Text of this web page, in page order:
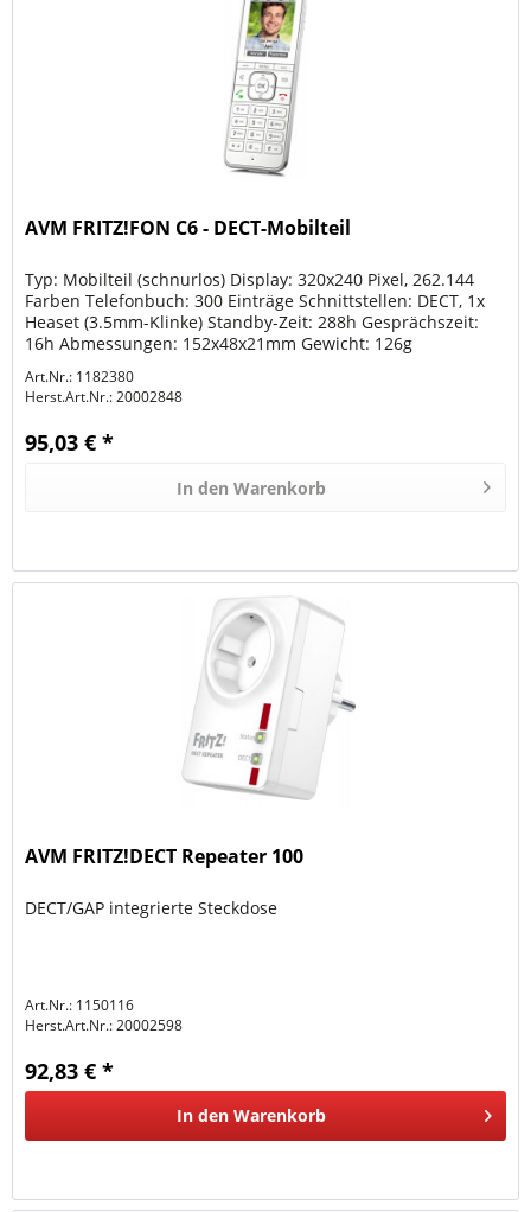
AVM FRITZ!FON C6 - DECT-Mobilteil
Typ: Mobilteil (schnurlos) Display: 320x240 Pixel, 262.144
Farben Telefonbuch: 300 Einträge Schnittstellen: DECT, 1x
Heaset (3.5mm-Klinke) Standby-Zeit: 288h Gesprächszeit:
16h Abmessungen: 152x48x21mm Gewicht: 126g
Art.Nr.: 1182380
Herst.Art.Nr.:20002848
95,03 € *
In den Warenkorb
AVM FRITZ!DECT Repeater 100
DECT/GAP integrierte Steckdose
Art.Nr.: 1150116
Herst.Art.Nr.:20002598
92,83 € *
In den Warenkorb